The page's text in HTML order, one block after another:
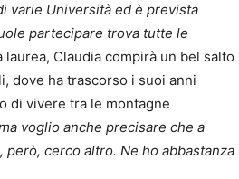
varie Università ed è prevista
partecipare trova tutte le
laurea, Claudia compirà un bel salto
dove ha trascorso i suoi anni
di vivere tra le montagne
voglio anche precisare che a
cerco altro. Ne ho abbastanza